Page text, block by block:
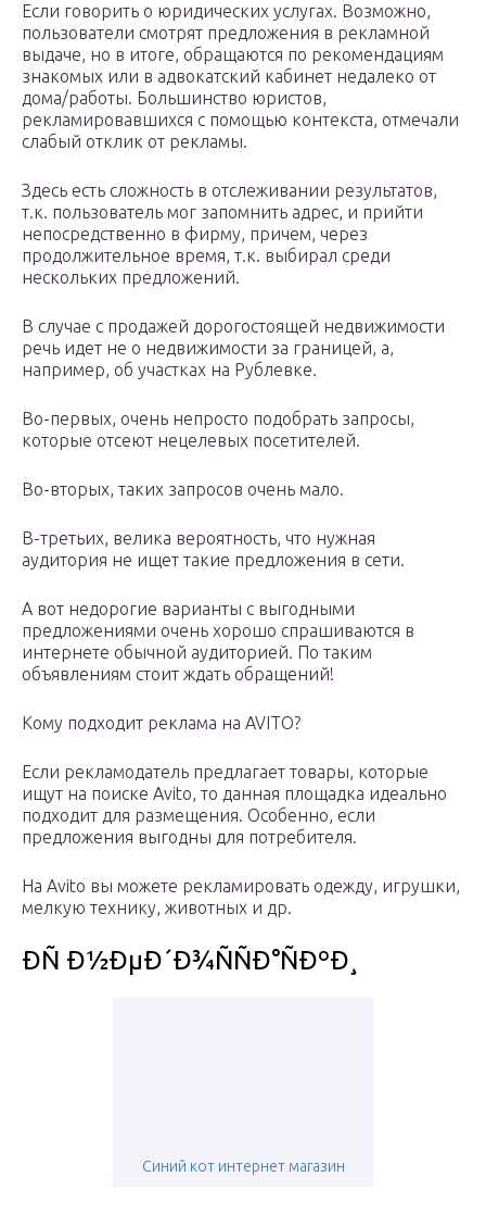
Если говорить о юридических услугах. Возможно,
пользователи смотрят предложения в рекламной
выдаче, но в итоге, обращаются по рекомендациям
знакомых или в адвокатский кабинет недалеко от
дома/работы. Большинство юристов,
рекламировавшихся с помощью контекста, отмечали
слабый отклик от рекламы.
Здесь есть сложность в отслеживании результатов,
т.к. пользователь мог запомнить адрес, и прийти
непосредственно в фирму, причем, через
продолжительное время, т.к. выбирал среди
нескольких предложений.
В случае с продажей дорогостоящей недвижимости
речь идет не о недвижимости за границей, а,
например, об участках на Рублевке.
Во-первых, очень непросто подобрать запросы,
которые отсеют нецелевых посетителей.
Во-вторых, таких запросов очень мало.
В-третьих, велика вероятность, что нужная
аудитория не ищет такие предложения в сети.
А вот недорогие варианты с выгодными
предложениями очень хорошо спрашиваются в
интернете обычной аудиторией. По таким
объявлениям стоит ждать обращений!
Кому подходит реклама на AVITO?
Если рекламодатель предлагает товары, которые
ищут на поиске Avito, то данная площадка идеально
подходит для размещения. Особенно, если
предложения выгодны для потребителя.
На Avito вы можете рекламировать одежду, игрушки,
мелкую технику, животных и др.
ÐÑ Ð½ÐµÐ´Ð¾ÑÑÐ°ÑÐºÐ¸
Синий кот интернет магазин